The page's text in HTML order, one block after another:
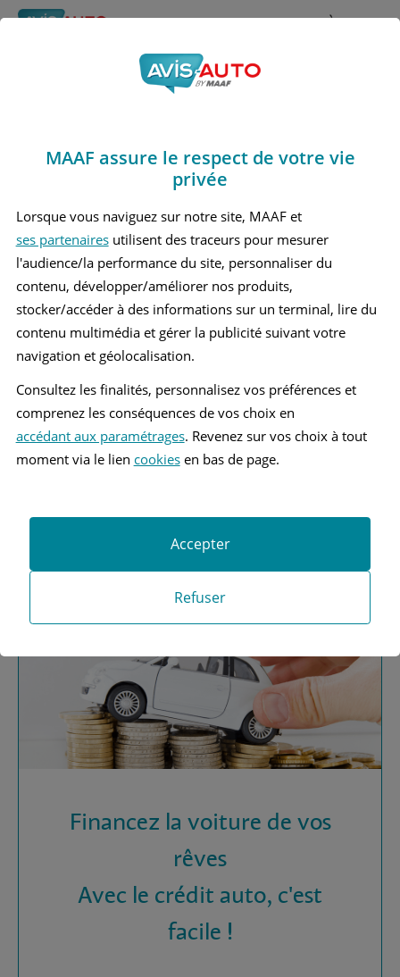
Rechercher À propos
Obtenir un devis d'assurance auto MAAF
Avis Mercedes benz
Marques>Mercedes benz > Gle400
MERCEDES BENZ GLE400 1 GRAND SUV
MERCEDES BENZ GLE400 2 GRAND SUV
assurance automobile ?
Obtenez vos devis MAAF
Financez la voiture de vos
rêves
Avec le crédit auto, c'est
facile !
MAAF assure le respect de votre vie
privée
Lorsque vous naviguez sur notre site, MAAF et
ses partenairesutilisent des traceurs pour mesurer
l'audience/la performance du site, personnaliser du
contenu, développer/améliorer nos produits,
stocker/accéder à des informations sur un terminal, lire du
contenu multimédia et gérer la publicité suivant votre
navigation et géolocalisation.
Consultez les finalités, personnalisez vos préférences et
comprenez les conséquences de vos choix en
accédant aux paramétrages. Revenez sur vos choix à tout
moment via le lien cookiesen bas de page.
Refuser
Accepter